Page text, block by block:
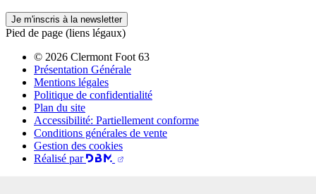
Je m'inscris à la newsletter
Pied de page (liens légaux)
© 2026 Clermont Foot 63
Présentation Générale
Mentions légales
Politique de confidentialité
Plan du site
Accessibilité: Partiellement conforme
Conditions générales de vente
Gestion des cookies
Réalisé par